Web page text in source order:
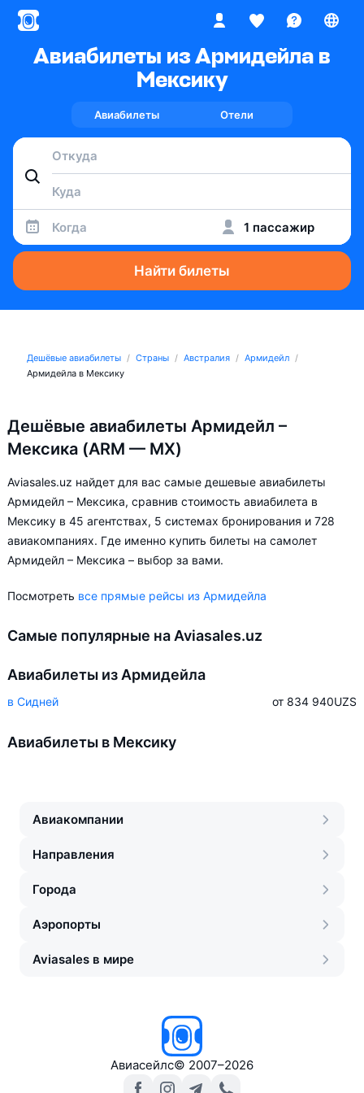
Авиабилеты из Армидейла в
Мексику
Авиабилеты Отели
Когда 1 пассажир
Найти билеты
Дешёвые авиабилеты Страны Австралия
Армидейл
Армидейла в Мексику
Дешёвые авиабилеты Армидейл –
Мексика (ARM — MX)
Aviasales.uz найдет для вас самые дешевые авиабилеты
Армидейл – Мексика, сравнив стоимость авиабилета в
Мексику в 45 агентствах, 5 системах бронирования и 728
авиакомпаниях. Где именно купить билеты на самолет
Армидейл – Мексика – выбор за вами.
Посмотреть все прямые рейсы из Армидейла
Самые популярные на Aviasales.uz
Авиабилеты из Армидейла
в Сидней от 834 940UZS
Авиабилеты в Мексику
Авиакомпании
Направления
Города
Аэропорты
Aviasales в мире
Авиасейлс© 2007–2026